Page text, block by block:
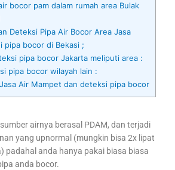
bocor pam dalam rumah area Bulak
Deteksi Pipa Air Bocor Area Jasa
pipa bocor di Bekasi ;
pipa bocor Jakarta meliputi area :
pipa bocor wilayah lain :
Air Mampet dan deteksi pipa bocor
airnya berasal PDAM, dan terjadi
yang upnormal (mungkin bisa 2x lipat
padahal anda hanya pakai biasa biasa
anda bocor.